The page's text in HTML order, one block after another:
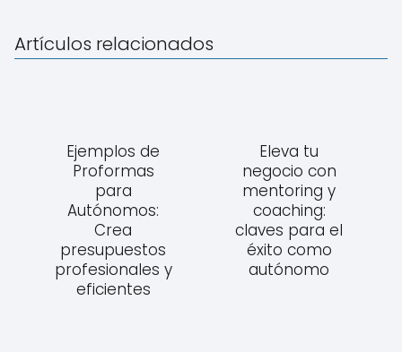
Artículos relacionados
Ejemplos de
Proformas
para
Autónomos:
Crea
presupuestos
profesionales y
eficientes
Eleva tu
negocio con
mentoring y
coaching:
claves para el
éxito como
autónomo